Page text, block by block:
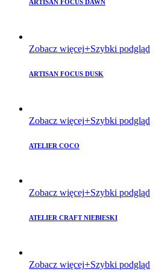
ARTISAN FOCUS DAWN
Zobacz więcej Szybki podgląd
ARTISAN FOCUS DUSK
Zobacz więcej Szybki podgląd
ATELIER COCO
Zobacz więcej Szybki podgląd
ATELIER CRAFT NIEBIESKI
Zobacz więcej Szybki podgląd